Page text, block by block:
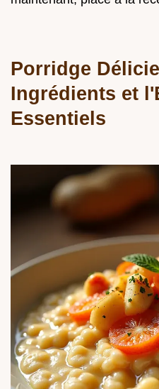
Porridge
Ingrédients et
Essentiels